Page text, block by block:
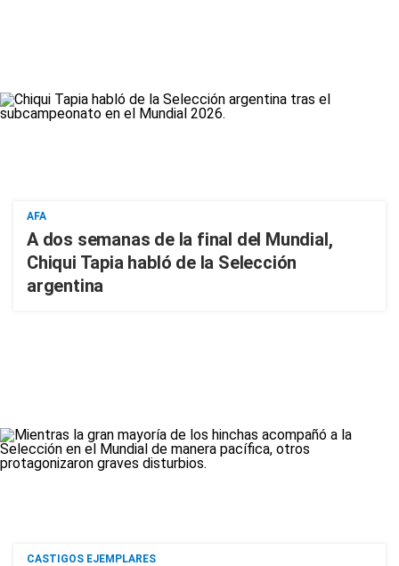
AFA
A dos semanas de la final del Mundial,
Chiqui Tapia habló de la Selección
argentina
CASTIGOS EJEMPLARES